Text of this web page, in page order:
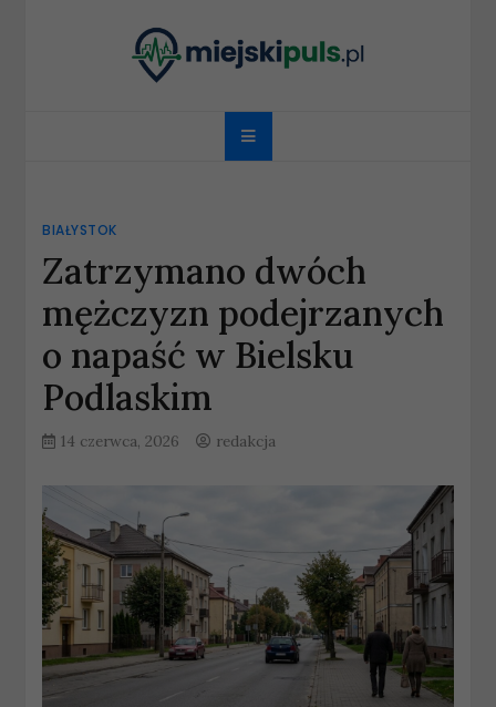
miejskipuls.pl
BIAŁYSTOK
Zatrzymano dwóch
mężczyzn podejrzanych
o napaść w Bielsku
Podlaskim
14 czerwca, 2026 redakcja